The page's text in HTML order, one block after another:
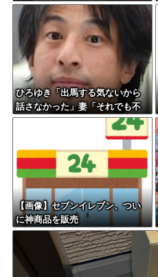
会うんだよ…
ひろゆき「出馬する気ないから
話さなかった」妻「それでも不
誠実だろ」→離婚協議へｗｗｗ
【画像】セブンイレブン、つい
に神商品を販売